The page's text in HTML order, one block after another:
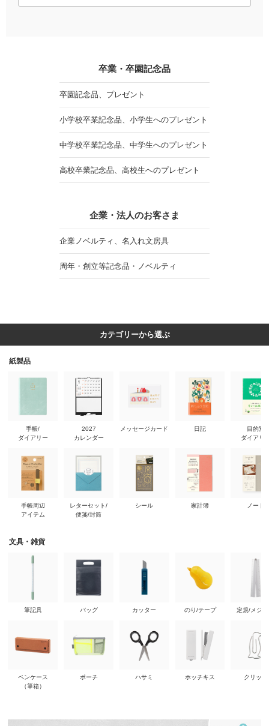
卒業・卒園記念品
卒園記念品、プレゼント
小学校卒業記念品、小学生へのプレゼント
中学校卒業記念品、中学生へのプレゼント
高校卒業記念品、高校生へのプレゼント
企業・法人のお客さま
企業ノベルティ、名入れ文房具
周年・創立等記念品・ノベルティ
カテゴリーから選ぶ
紙製品
手帳/
ダイアリー
手帳周辺
アイテム
2027
カレンダー
レターセット/
便箋/封筒
メッセージカード
シール
日記
家計簿
目的別
ダイアリ
ノート
文具・雑貨
筆記具
ペンケース
（筆箱）
バッグ
ポーチ
カッター
ハサミ
のり/テープ
ホッチキス
定規/メジ
クリップ